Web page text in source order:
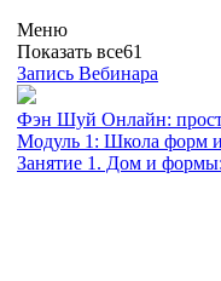
Меню
Показать все61
Запись Вебинара
Фэн Шуй Онлайн:
Модуль 1: Школа форм
Занятие 1. Дом и